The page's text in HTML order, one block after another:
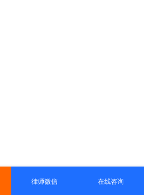
律师微信 在线咨询